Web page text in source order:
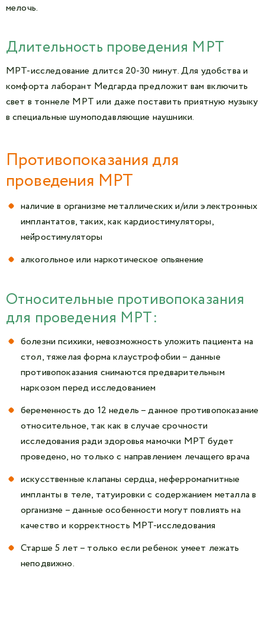
мелочь.
Длительность проведения МРТ
МРТ-исследование длится 20-30 минут. Для удобства и
комфорта лаборант Медгарда предложит вам включить
свет в тоннеле МРТ или даже поставить приятную музыку
в специальные шумоподавляющие наушники.
Противопоказания для
проведения МРТ
наличие в организме металлических и/или электронных
имплантатов, таких, как кардиостимуляторы,
нейростимуляторы
алкогольное или наркотическое опьянение
Относительные противопоказания
для проведения МРТ:
болезни психики, невозможность уложить пациента на
стол, тяжелая форма клаустрофобии – данные
противопоказания снимаются предварительным
наркозом перед исследованием
беременность до 12 недель – данное противопоказание
относительное, так как в случае срочности
исследования ради здоровья мамочки МРТ будет
проведено, но только с направлением лечащего врача
искусственные клапаны сердца, неферромагнитные
импланты в теле, татуировки с содержанием металла в
организме – данные особенности могут повлиять на
качество и корректность МРТ-исследования
Старше 5 лет – только если ребенок умеет лежать
неподвижно.